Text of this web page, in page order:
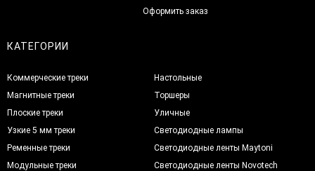
Оформить заказ
КАТЕГОРИИ
Коммерческие треки
Магнитные треки
Плоские треки
Узкие 5 мм треки
Ременные треки
Модульные треки
Настольные
Торшеры
Уличные
Светодиодные лампы
Светодиодные ленты Maytoni
Светодиодные ленты Novotech